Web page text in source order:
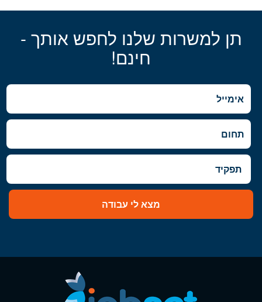
תן למשרות שלנו לחפש אותך -
חינם!
מצא לי עבודה